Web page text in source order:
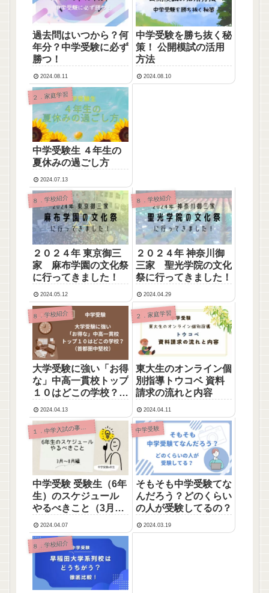
過去問はいつから？何
年分？中学受験に必ず
勝つ！
2024.08.11
中学受験を勝ち抜く秘
策！ 公開模試の活用
方法
2024.08.10
２．家庭学習
中学受験生 ４年生の
夏休みの過ごし方
2024.07.13
８．学校紹介
２０２４年 東京御三
家 麻布学園の文化祭
に行ってきました！
2024.05.12
８．学校紹介
２０２４年 神奈川御
三家 聖光学院の文化
祭に行ってきました！
2024.04.29
８．学校紹介
大学受験に強い「お得
な」中高一貫校トップ
１０はどこの学校？
2024.04.13
２．家庭学習
東大生のオンライン個
別指導トウコベ 資料
請求の流れと内容
2024.04.11
１．中学入試の事前準備と持ち物
中学受験 受験生（6年
生）のスケジュール
やるべきこと（3月～
2024.04.07
中学受験
そもそも中学受験てな
んだろう？どのくらい
の人が受験してるの？
2024.03.19
８．学校紹介